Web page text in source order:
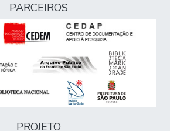
PARCEIROS
PROJETO